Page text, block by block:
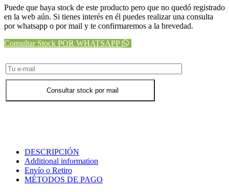
Puede que haya stock de este producto pero que no quedó registrado
en la web aún. Si tienes interés en él puedes realizar una consulta
por whatsapp o por mail y te confirmaremos a la brevedad.
Consultar Stock POR WHATSAPP
Consultar stock por mail
DESCRIPCIÓN
Additional information
Envío o Retiro
MÉTODOS DE PAGO